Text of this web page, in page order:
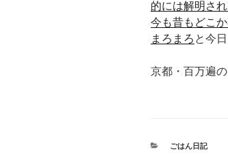
的には解明さ
今も昔もどこ
まろまろ と今
京都・百万遍
カ
ごはん日記